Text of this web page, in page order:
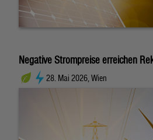
Negative Strompreise erreichen
28. Mai 2026, Wien